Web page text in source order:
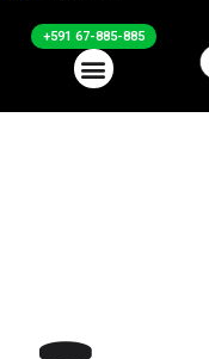
+591 67-885-885